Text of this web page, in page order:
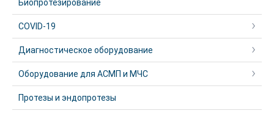
Биопротезирование
COVID-19
Диагностическое оборудование
Оборудование для АСМП и МЧС
Протезы и эндопротезы